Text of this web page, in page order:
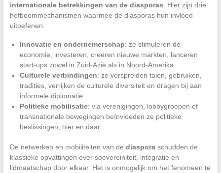
internationale betrekkingen van de diasporas . Hier zijn drie
hefboommechanismen waarmee de diasporas hun invloed
uitoefenen:
Innovatie en ondernemerschap: ze stimuleren de
economie, investeren, creëren nieuwe markten, lanceren
start-ups zowel in Zuid-Azië als in Noord-Amerika.
Culturele verbindingen: ze verspreiden talen, gebruiken,
tradities, verrijken de culturele diversiteit en dragen bij aan
informele diplomatie.
Politieke mobilisatie: via verenigingen, lobbygroepen of
transnationale bewegingen beïnvloeden ze politieke
beslissingen, hier en daar.
De netwerken en mobiliteiten van de diasporaschudden de
klassieke opvattingen over soevereiniteit, integratie en
lidmaatschap door elkaar. Het is onmogelijk om het fenomeen te